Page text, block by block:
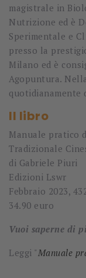
magistrale in
Nutrizione ed è
Sperimentale e
presso la
Milano ed è
Agopuntura.
quotidianamente
Il libro
Manuale pratico
Tradizionale
di Gabriele Piuri
Edizioni Lswr
Febbraio 2023,
34.90 euro
Vuoi saperne di
Leggi " Manuale